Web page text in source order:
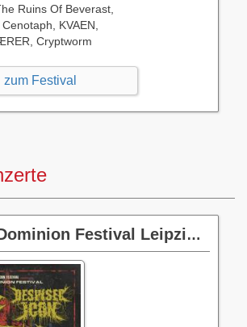
Ruins Of Beverast,
KVAEN,
Cryptworm
zum Festival
Festival Leipzig 2026